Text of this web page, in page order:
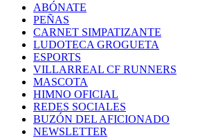
ABÓNATE
PEÑAS
CARNET SIMPATIZANTE
LUDOTECA GROGUETA
ESPORTS
VILLARREAL CF RUNNERS
MASCOTA
HIMNO OFICIAL
REDES SOCIALES
BUZÓN DEL AFICIONADO
NEWSLETTER